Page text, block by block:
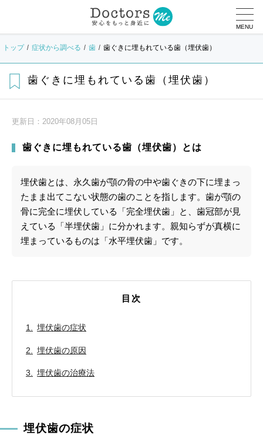
MENU
トップ 症状から調べる 歯 歯ぐきに埋もれている歯（埋伏歯）
歯ぐきに埋もれている歯（埋伏歯）
更新日： 2020年08月05日
歯ぐきに埋もれている歯（埋伏歯）とは
埋伏歯とは、永久歯が顎の骨の中や歯ぐきの下に埋まっ
たまま出てこない状態の歯のことを指します。歯が顎の
骨に完全に埋伏している「完全埋伏歯」と、歯冠部が見
えている「半埋伏歯」に分かれます。親知らずが真横に
埋まっているものは「水平埋伏歯」です。
目次
埋伏歯の症状
埋伏歯の原因
埋伏歯の治療法
埋伏歯の症状